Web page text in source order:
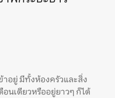
าอยู่ มีทั้งห้องครัวและสิ่ง
นเดียวหรืออยู่ยาวๆ ก็ได้